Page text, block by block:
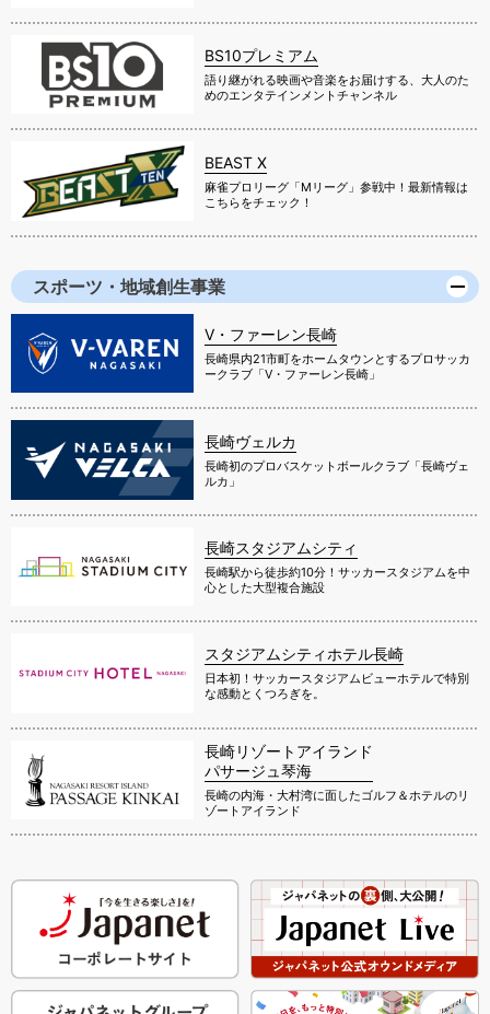
BS10プレミアム
語り継がれる映画や音楽をお届けする、大人のた
めのエンタテインメントチャンネル
BEAST X
麻雀プロリーグ「Mリーグ」参戦中！最新情報は
こちらをチェック！
スポーツ・地域創生事業
V・ファーレン長崎
長崎県内21市町をホームタウンとするプロサッカ
ークラブ「V・ファーレン長崎」
長崎ヴェルカ
長崎初のプロバスケットボールクラブ「長崎ヴェ
ルカ」
長崎スタジアムシティ
長崎駅から徒歩約10分！サッカースタジアムを中
心とした大型複合施設
スタジアムシティホテル長崎
日本初！サッカースタジアムビューホテルで特別
な感動とくつろぎを。
長崎リゾートアイランド
パサージュ琴海
長崎の内海・大村湾に面したゴルフ＆ホテルのリ
ゾートアイランド